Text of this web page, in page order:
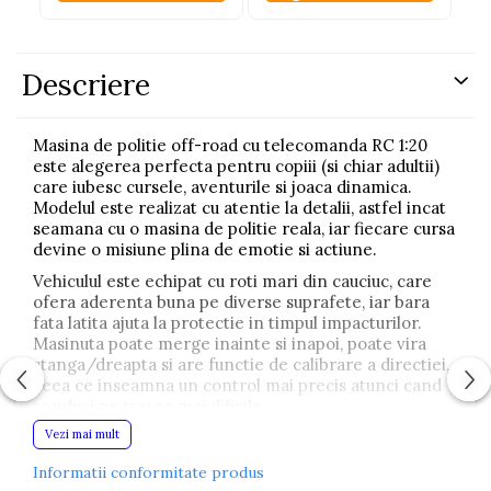
Descriere
Masina de politie off-road cu telecomanda RC 1:20
este alegerea perfecta pentru copiii (si chiar adultii)
care iubesc cursele, aventurile si joaca dinamica.
Modelul este realizat cu atentie la detalii, astfel incat
seamana cu o masina de politie reala, iar fiecare cursa
devine o misiune plina de emotie si actiune.
Vehiculul este echipat cu roti mari din cauciuc, care
ofera aderenta buna pe diverse suprafete, iar bara
fata latita ajuta la protectie in timpul impacturilor.
Masinuta poate merge inainte si inapoi, poate vira
stanga/dreapta si are functie de calibrare a directiei,
ceea ce inseamna un control mai precis atunci cand
conduci pe trasee mai dificile.
Telecomanda functioneaza pe frecventa 27 MHz,
constructiei solide si materialelor rezistente, masina
Vezi mai mult
Informatii conformitate produs